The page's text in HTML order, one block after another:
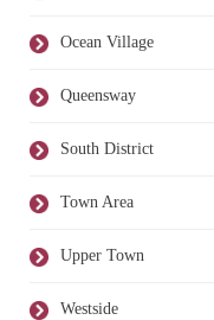
Ocean Village
Queensway
South District
Town Area
Upper Town
Westside